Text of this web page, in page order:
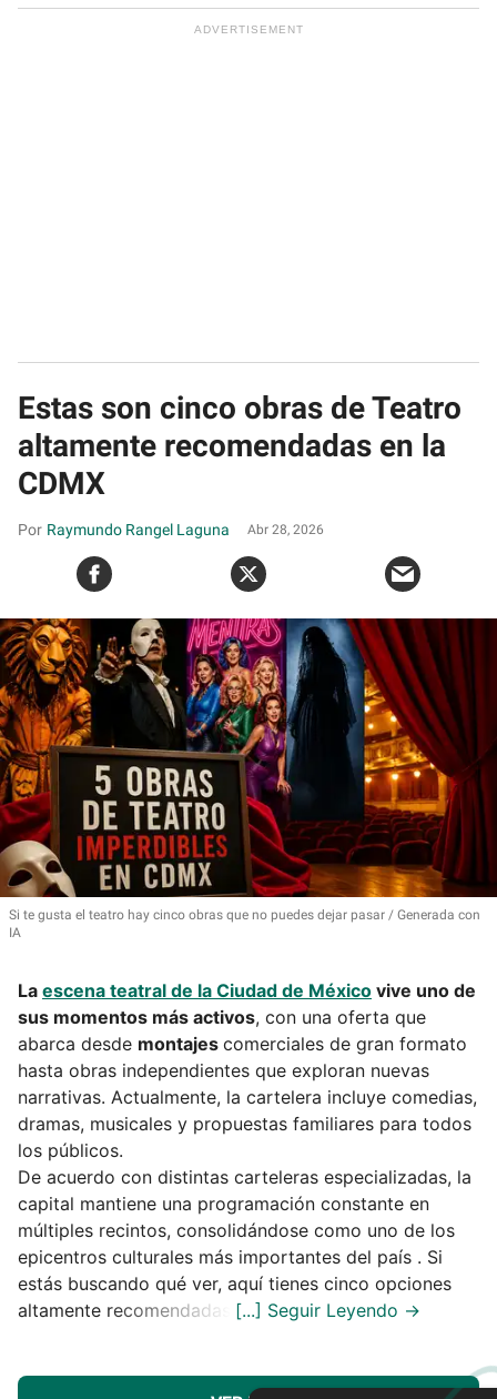
Estas son cinco obras de Teatro
altamente recomendadas en la
CDMX
Raymundo Rangel Laguna Abr 28, 2026
Si te gusta el teatro hay cinco obras que no puedes dejar pasar
Generada con
IA
La escena teatral de la Ciudad de México vive uno de
sus momentos más activos, con una oferta que
abarca desde montajes comerciales de gran formato
hasta obras independientes que exploran nuevas
narrativas. Actualmente, la cartelera incluye comedias,
dramas, musicales y propuestas familiares para todos
los públicos.
De acuerdo con distintas carteleras especializadas, la
capital mantiene una programación constante en
múltiples recintos, consolidándose como uno de los
epicentros culturales más importantes del país . Si
estás buscando qué ver, aquí tienes cinco opciones
altamente recomendadas.